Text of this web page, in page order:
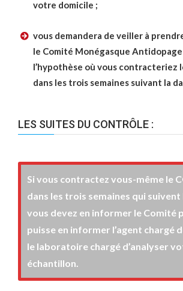
votre domicile ;
vous demandera de veiller à
le Comité Monégasque Antidopage
l’hypothèse où vous contracteriez
dans les trois semaines suivant la
LES SUITES DU CONTRÔLE :
Si vous contractez vous-même le
dans les trois semaines qui
vous devez en informer le Comité
puisse en informer l’agent chargé
le laboratoire chargé d’analyser
échantillon.